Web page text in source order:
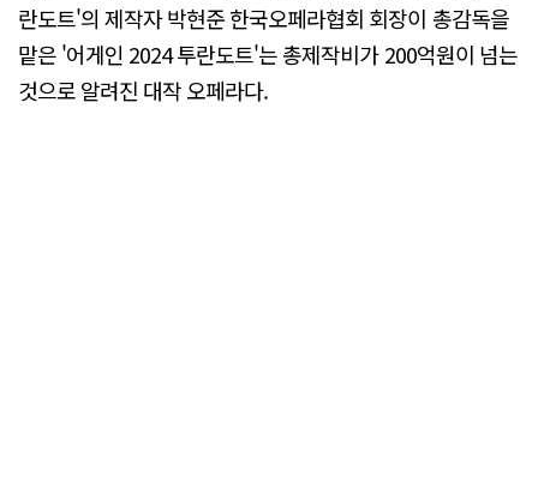
란도트'의 제작자 박현준 한국오페라협회 회장이 총감독을
맡은 '어게인 2024 투란도트'는 총제작비가 200억원이 넘는
것으로 알려진 대작 오페라다.